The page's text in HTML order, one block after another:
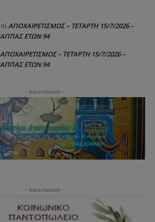
ΑΠΟΧΑΙΡΕΤΙΣΜΟΣ – ΤΕΤΑΡΤΗ 15/7/2026 –
ΕΤΩΝ 94
ΑΠΟΧΑΙΡΕΤΙΣΜΟΣ – ΤΕΤΑΡΤΗ 15/7/2026 –
ΕΤΩΝ 94
- Advertisment -
- Advertisment -